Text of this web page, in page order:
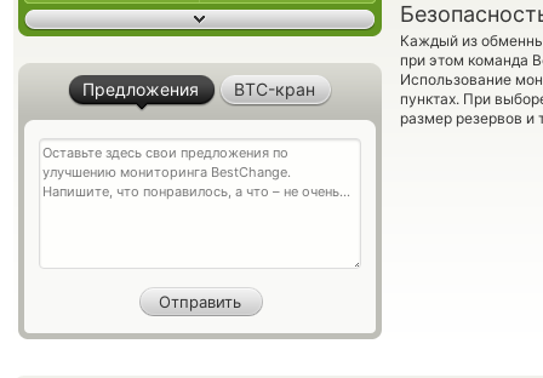
Каждый из
при этом команда
Использование
пунктах. При
размер резервов и
Предложения BTC-кран